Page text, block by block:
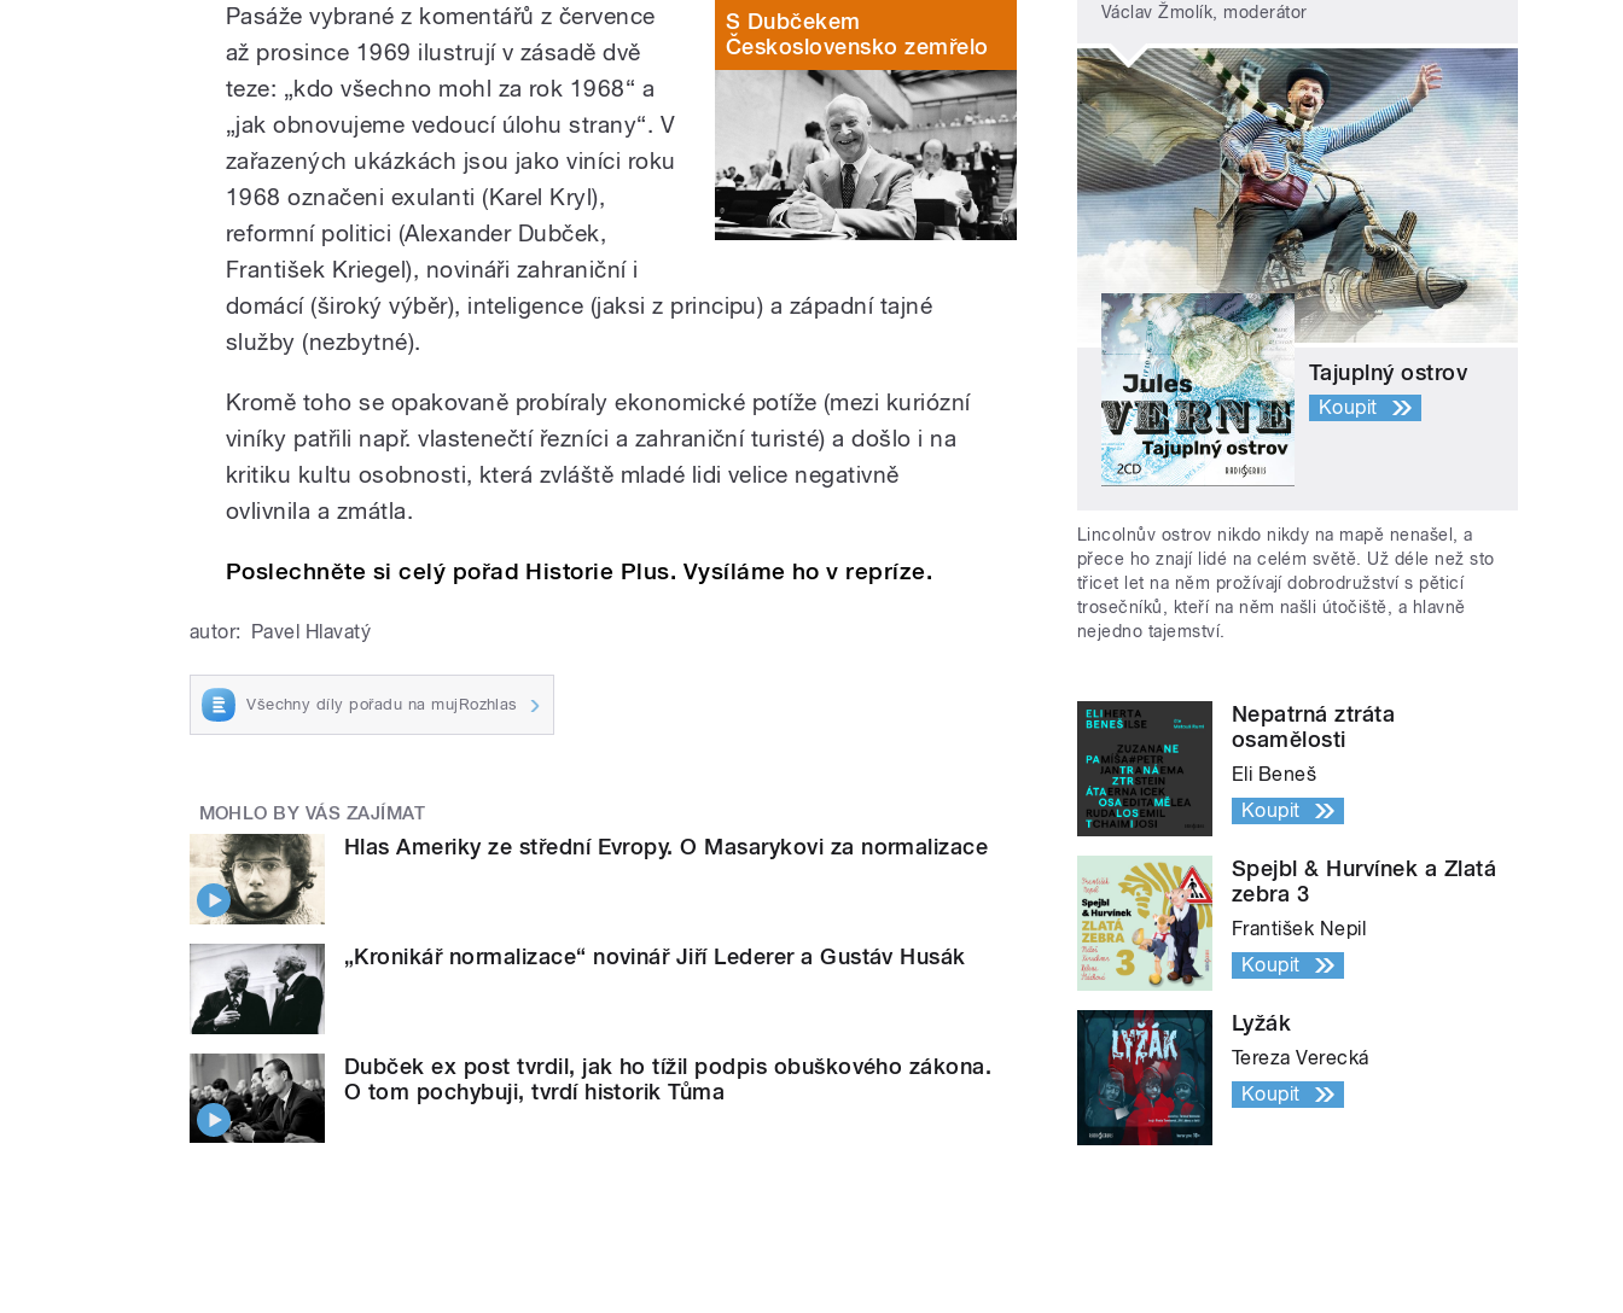
S Dubčekem
Československo zemřelo
Pasáže vybrané z komentářů z července
až prosince 1969 ilustrují v zásadě dvě
teze: „kdo všechno mohl za rok 1968“ a
„jak obnovujeme vedoucí úlohu strany“. V
zařazených ukázkách jsou jako viníci roku
1968 označeni exulanti (Karel Kryl),
reformní politici (Alexander Dubček,
František Kriegel), novináři zahraniční i
domácí (široký výběr), inteligence (jaksi z principu) a západní tajné
služby (nezbytné).
Kromě toho se opakovaně probíraly ekonomické potíže (mezi kuriózní
viníky patřili např. vlastenečtí řezníci a zahraniční turisté) a došlo i na
kritiku kultu osobnosti, která zvláště mladé lidi velice negativně
ovlivnila a zmátla.
Poslechněte si celý pořad Historie Plus. Vysíláme ho v repríze.
autor: Pavel Hlavatý
Všechny díly pořadu na mujRozhlas
MOHLO BY VÁS ZAJÍMAT
Hlas Ameriky ze střední Evropy. O Masarykovi za normalizace
„Kronikář normalizace“ novinář Jiří Lederer a Gustáv Husák
Dubček ex post tvrdil, jak ho tížil podpis obuškového zákona.
O tom pochybuji, tvrdí historik Tůma
Václav Žmolík, moderátor
Tajuplný ostrov
Koupit
Lincolnův ostrov nikdo nikdy na mapě nenašel, a
přece ho znají lidé na celém světě. Už déle než sto
třicet let na něm prožívají dobrodružství s pěticí
trosečníků, kteří na něm našli útočiště, a hlavně
nejedno tajemství.
Nepatrná ztráta
osamělosti
Eli Beneš
Koupit
Spejbl & Hurvínek a Zlatá
zebra 3
František Nepil
Koupit
Lyžák
Tereza Verecká
Koupit